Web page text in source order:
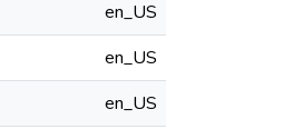
en_US
en_US
en_US